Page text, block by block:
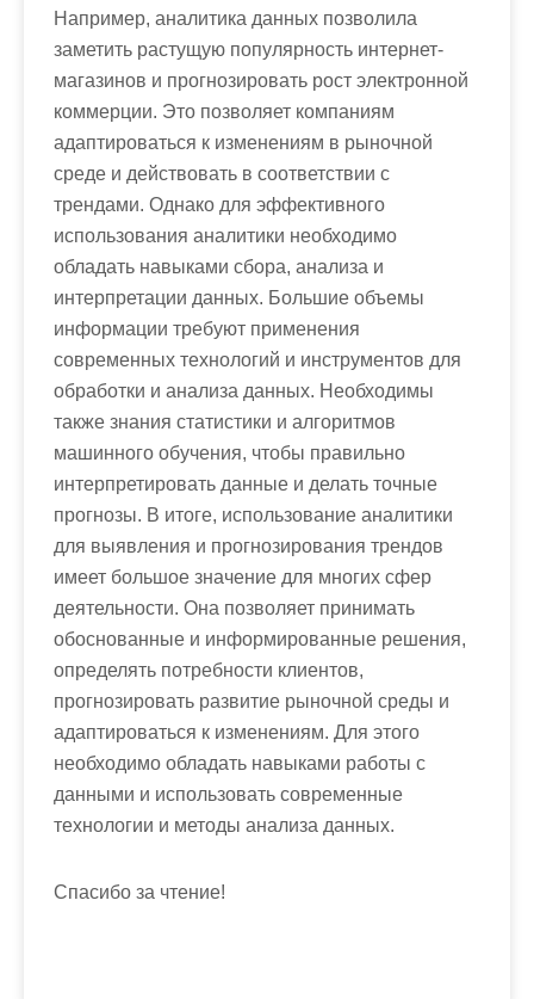
Например, аналитика данных позволила
заметить растущую популярность интернет-
магазинов и прогнозировать рост электронной
коммерции. Это позволяет компаниям
адаптироваться к изменениям в рыночной
среде и действовать в соответствии с
трендами. Однако для эффективного
использования аналитики необходимо
обладать навыками сбора, анализа и
интерпретации данных. Большие объемы
информации требуют применения
современных технологий и инструментов для
обработки и анализа данных. Необходимы
также знания статистики и алгоритмов
машинного обучения, чтобы правильно
интерпретировать данные и делать точные
прогнозы. В итоге, использование аналитики
для выявления и прогнозирования трендов
имеет большое значение для многих сфер
деятельности. Она позволяет принимать
обоснованные и информированные решения,
определять потребности клиентов,
прогнозировать развитие рыночной среды и
адаптироваться к изменениям. Для этого
необходимо обладать навыками работы с
данными и использовать современные
технологии и методы анализа данных.
Спасибо за чтение!